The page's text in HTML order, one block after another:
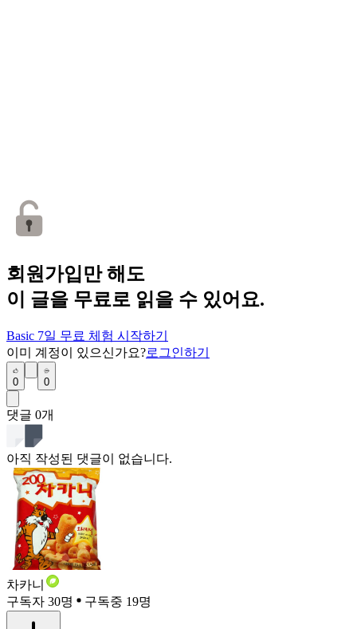
회원가입만 해도
이 글을 무료로 읽을 수 있어요.
Basic 7일 무료 체험 시작하기
이미 계정이 있으신가요?로그인하기
0 0
댓글 0개
아직 작성된 댓글이 없습니다.
차카니
구독자 30명
구독중 19명